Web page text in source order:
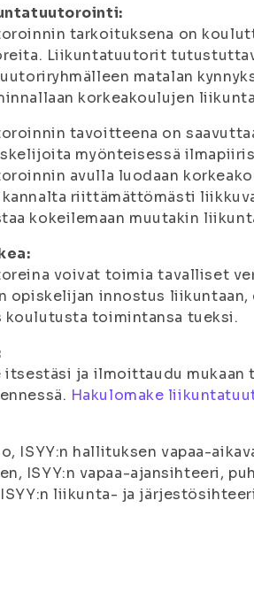
tarkoituksena on
Liikuntatuutorit
matalan
korkeakoulujen
tavoitteena on
myönteisessä
avulla luodaan
riittämättömästi
kokeilemaan muutakin
voivat toimia tavalliset
opiskelijan innostus
koulutusta toimintansa tueksi.
itsestäsi ja ilmoittaudu mukaan
Hakulomake
ISYY:n hallituksen vapaa-
ISYY:n vapaa-ajansihteeri,
liikunta- ja